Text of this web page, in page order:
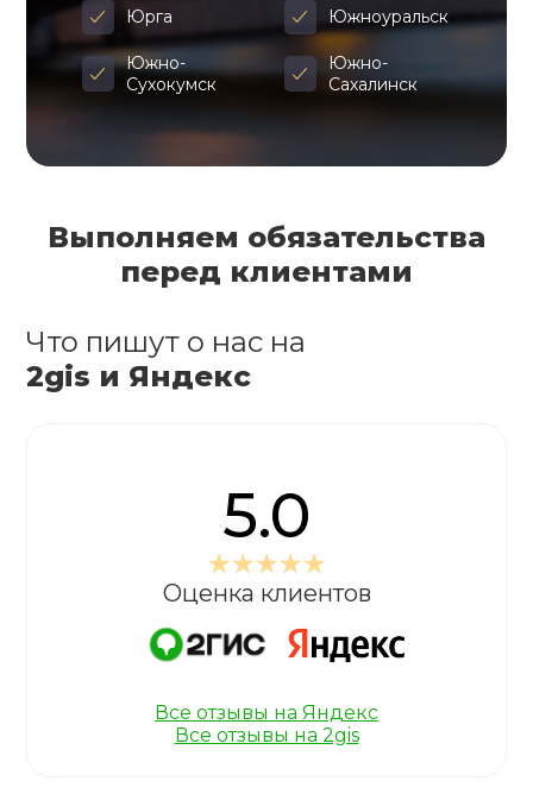
Юрга Южноуральск
Южно-
Сухокумск
Южно-
Сахалинск
Выполняем обязательства
перед клиентами
Что пишут о нас на
2gis и Яндекс
5.0
Оценка клиентов
Все отзывы на Яндекс
Все отзывы на 2gis